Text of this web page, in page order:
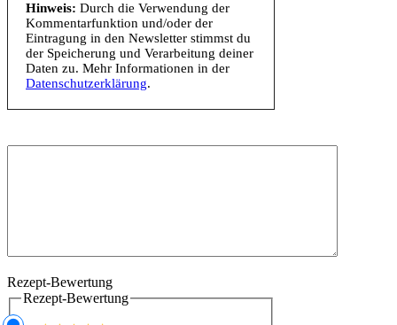
Hinweis: Durch die Verwendung der
Kommentarfunktion und/oder der
Eintragung in den Newsletter stimmst du
der Speicherung und Verarbeitung deiner
Daten zu. Mehr Informationen in der
Datenschutzerklärung.
Rezept-Bewertung
Rezept-Bewertung